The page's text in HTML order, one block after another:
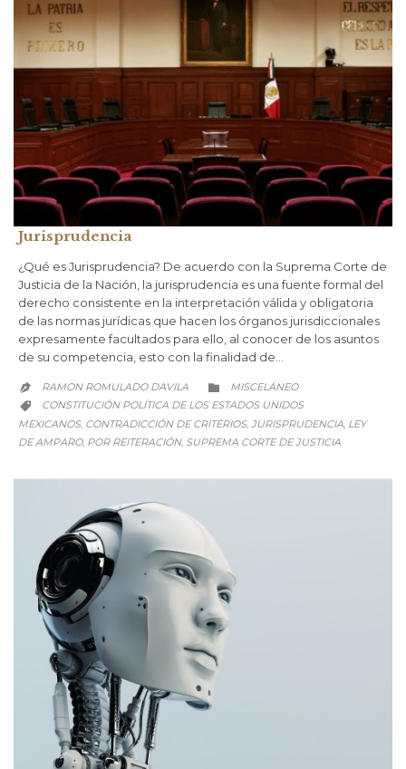
Jurisprudencia
¿Qué es Jurisprudencia? De acuerdo con la Suprema Corte de
Justicia de la Nación, la jurisprudencia es una fuente formal del
derecho consistente en la interpretación válida y obligatoria
de las normas jurídicas que hacen los órganos jurisdiccionales
expresamente facultados para ello, al conocer de los asuntos
de su competencia, esto con la finalidad de…
 RAMON ROMULADO DAVILA  CATEGORY
MISCELÁNEO
 CATEGORY
CONSTITUCIÓN POLÍTICA DE LOS ESTADOS UNIDOS
MEXICANOS, CONTRADICCIÓN DE CRITERIOS, JURISPRUDENCIA LEY
DE AMPARO, POR REITERACIÓN, SUPREMA CORTE DE JUSTICIA